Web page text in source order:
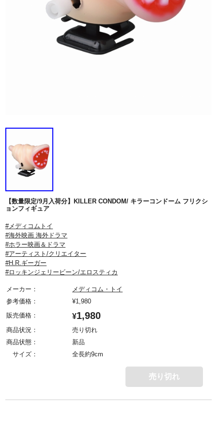
【数量限定/9月入荷分】KILLER CONDOM/ キラーコンドーム フリクシ
ョンフィギュア
#メディコムトイ
#海外映画 海外ドラマ
#ホラー映画＆ドラマ
#アーティスト/クリエイター
#H.R.ギーガー
#ロッキンジェリービーン/エロスティカ
メーカー：
メディコム・トイ
参考価格：
¥1,980
販売価格：
¥1,980
商品状況：
売り切れ
商品状態：
新品
サイズ：
全長約9cm
売り切れ